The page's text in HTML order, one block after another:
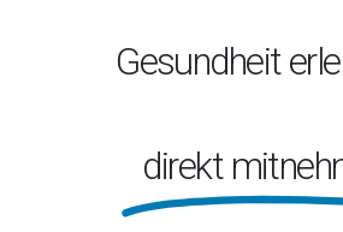
Gesundheit
direkt